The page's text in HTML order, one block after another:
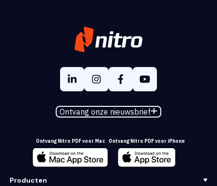
Ontvang onze nieuwsbrief
Ontvang Nitro PDF voor Mac Ontvang Nitro PDF voor iPhone
Producten